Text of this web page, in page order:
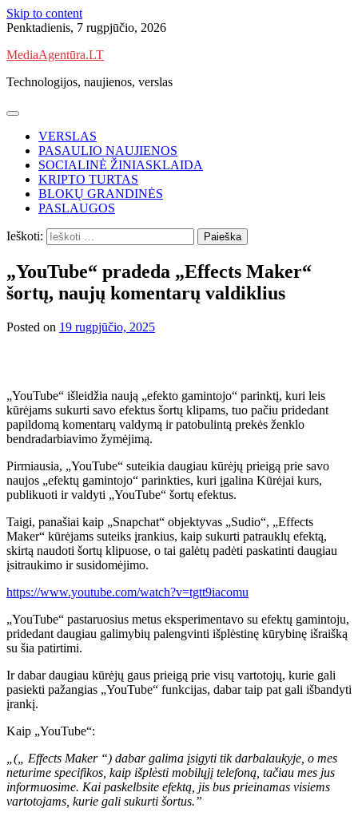
Skip to content
Penktadienis, 7 rugpjūčio, 2026
MediaAgentūra.LT
Technologijos, naujienos, verslas
VERSLAS
PASAULIO NAUJIENOS
SOCIALINĖ ŽINIASKLAIDA
KRIPTO TURTAS
BLOKŲ GRANDINĖS
PASLAUGOS
Ieškoti:
„YouTube“ pradeda „Effects Maker“
šortų, naujų komentarų valdiklius
Posted on 19 rugpjūčio, 2025
„YouTube“ išleidžia naują „efekto gamintojo“ parinktį, kuri leis
kūrėjams sukurti savo efektus šortų klipams, tuo pačiu pridedant
papildomą komentarų valdymą ir patobulintą prekės ženklo
bendradarbiavimo žymėjimą.
Pirmiausia, „YouTube“ suteikia daugiau kūrėjų prieigą prie savo
naujos „efektų gamintojo“ parinkties, kuri įgalina Kūrėjai kurs,
publikuoti ir valdyti „YouTube“ šortų efektus.
Taigi, panašiai kaip „Snapchat“ objektyvas „Sudio“, „Effects
Maker“ kūrėjams suteiks įrankius, kaip sukurti patrauklų efektą,
skirtą naudoti šortų klipuose, o tai galėtų padėti paskatinti daugiau
įsitraukimo ir susidomėjimo.
https://www.youtube.com/watch?v=tgtt9iacomu
„YouTube“ pastaruosius metus eksperimentavo su efektų gamintoju,
pridedant daugiau galimybių palengvinti išplėstinę kūrybinę išraišką
su šia patirtimi.
Ir dabar daugiau kūrėjų gaus prieigą prie visų vartotojų, kurie gali
pasiekti pažangias „YouTube“ funkcijas, dabar taip pat gali išbandyti
įrankį.
Kaip „YouTube“:
„(„ Effects Maker “) dabar galima įsigyti tik darbalaukyje, o mes
neturime specifikos, kaip išplėsti mobilųjį telefoną, tačiau mes jus
informuosime. Kai paskelbsite efektą, jis bus prieinamas visiems
vartotojams, kurie gali sukurti šortus.”